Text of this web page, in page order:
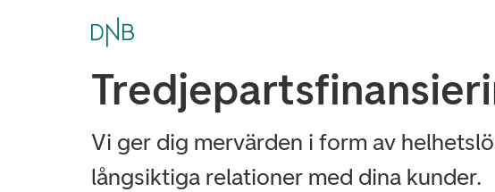
Vi ger dig mervärden i form av
långsiktiga relationer med dina kunder.